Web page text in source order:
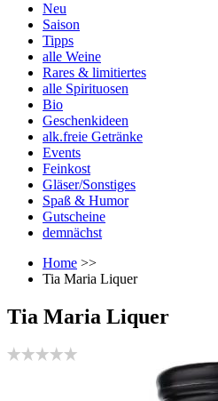
Neu
Saison
Tipps
alle Weine
Rares & limitiertes
alle Spirituosen
Bio
Geschenkideen
alk.freie Getränke
Events
Feinkost
Gläser/Sonstiges
Spaß & Humor
Gutscheine
demnächst
Home >>
Tia Maria Liquer
Tia Maria Liquer